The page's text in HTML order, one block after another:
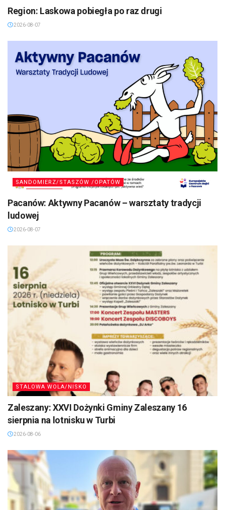
Region: Laskowa pobiegła po raz drugi
2026-08-07
SANDOMIERZ/STASZÓW /OPATÓW
Pacanów: Aktywny Pacanów – warsztaty tradycji
ludowej
2026-08-07
STALOWA WOLA/NISKO
Zaleszany: XXVI Dożynki Gminy Zaleszany 16
sierpnia na lotnisku w Turbi
2026-08-06